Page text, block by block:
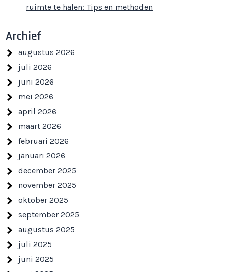
ruimte te halen: Tips en methoden
Archief
augustus 2026
juli 2026
juni 2026
mei 2026
april 2026
maart 2026
februari 2026
januari 2026
december 2025
november 2025
oktober 2025
september 2025
augustus 2025
juli 2025
juni 2025